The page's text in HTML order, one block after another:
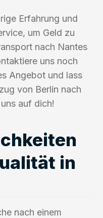
Erfahrung und
um Geld zu
nach Nantes
uns noch
Angebot und lass
von Berlin nach
auf dich!
in
nach einem